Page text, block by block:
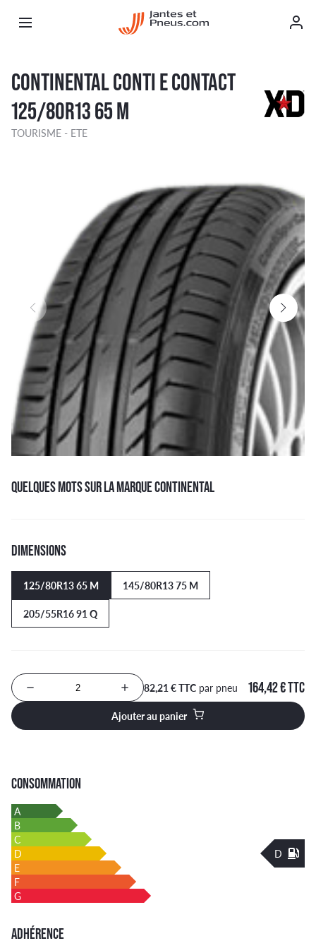
CONTINENTAL CONTI E CONTACT
125/80R13 65 M
TOURISME - ETE
QUELQUES MOTS SUR LA MARQUE CONTINENTAL
DIMENSIONS
125/80R13 65 M
145/80R13 75 M
205/55R16 91 Q
Nombre de produits à ajouter au panier
82,21 € TTC par pneu 164,42 € TTC
Ajouter au panier
CONSOMMATION
A
B
C
D
D
E
F
G
ADHÉRENCE